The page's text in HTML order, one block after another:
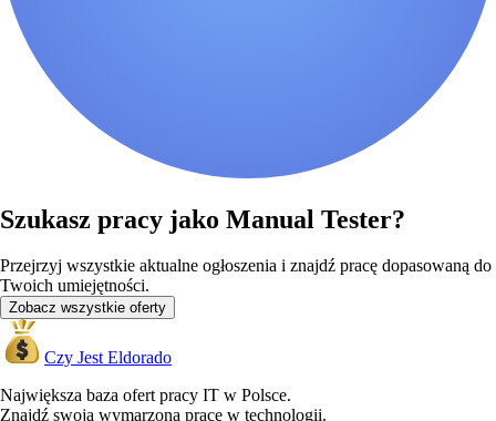
Szukasz pracy jako Manual Tester?
Przejrzyj wszystkie aktualne ogłoszenia i znajdź pracę dopasowaną do
Twoich umiejętności.
Zobacz wszystkie oferty
Czy Jest Eldorado
Największa baza ofert pracy IT w Polsce.
Znajdź swoją wymarzoną pracę w technologii.